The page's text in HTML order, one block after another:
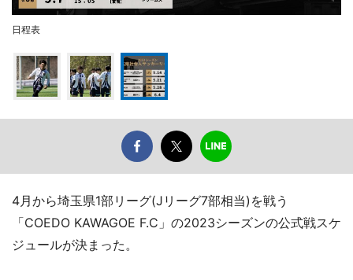
日程表
4月から埼玉県1部リーグ(Jリーグ7部相当)を戦う
「COEDO KAWAGOE F.C」の2023シーズンの公式戦スケ
ジュールが決まった。